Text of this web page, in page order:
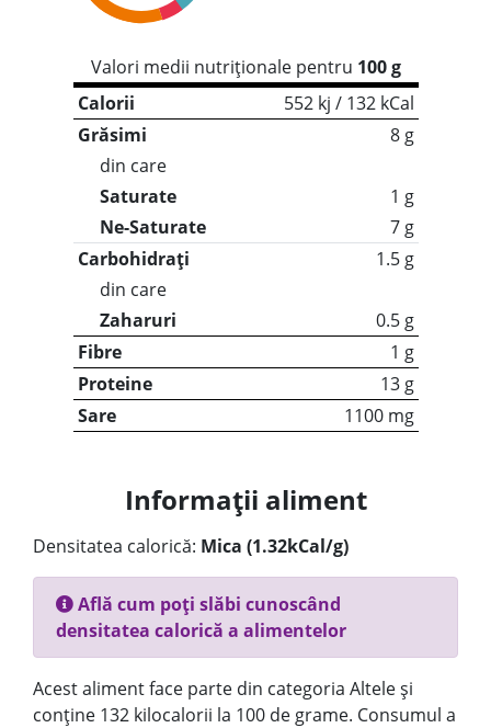
Valori medii nutriționale pentru 100 g
Calorii
552 kj / 132 kCal
Grăsimi
8 g
din care
Saturate
1 g
Ne-Saturate
7 g
Carbohidrați
1.5 g
din care
Zaharuri
0.5 g
Fibre
1 g
Proteine
13 g
Sare
1100 mg
Informații aliment
Densitatea calorică: Mica (1.32kCal/g)
Află cum poți slăbi cunoscând
densitatea calorică a alimentelor
Acest aliment face parte din categoria Altele și
conține 132 kilocalorii la 100 de grame. Consumul a